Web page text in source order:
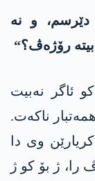
دێرسم، و نە
رۆژەڤ؟“
ئاگر نه‌بیت
ناکەت.
وی دا
ژ بۆ کو ژ